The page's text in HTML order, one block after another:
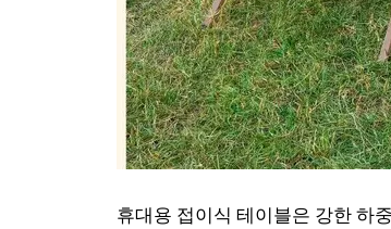
휴대용 접이식 테이블은 강한 하